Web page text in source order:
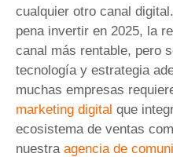
cualquier otro canal
pena invertir en 2025, la
canal más rentable, pero
tecnología y estrategia
muchas empresas
marketing digital que
ecosistema de ventas
nuestra agencia de